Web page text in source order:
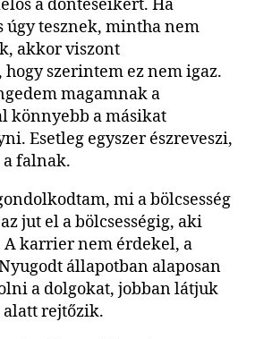
a döntéseikért. Ha
úgy tesznek, mintha nem
akkor viszont
szerintem ez nem igaz.
magamnak a
könnyebb a másikat
Esetleg egyszer észreveszi,
falnak.
mi a bölcsesség
jut el a bölcsességig, aki
karrier nem érdekel, a
állapotban alaposan
a dolgokat, jobban látjuk
alatt rejtőzik.